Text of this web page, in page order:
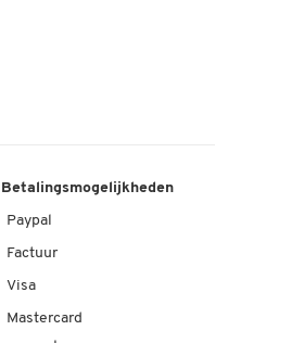
Betalingsmogelijkheden
Paypal
Factuur
Visa
Mastercard